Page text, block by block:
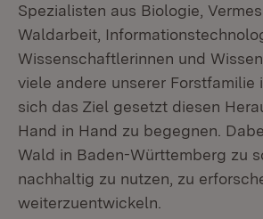
Spezialisten aus Biologie,
Waldarbeit,
Wissenschaftlerinnen und
viele andere unserer Forstfamilie
sich das Ziel gesetzt diesen
Hand in Hand zu begegnen.
Wald in Baden-Württemberg zu
nachhaltig zu nutzen, zu
weiterzuentwickeln.